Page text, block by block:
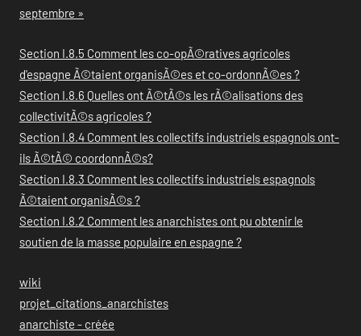
septembre »
Section I.8.5 Comment les co-opÃ©ratives agricoles
d'espagne Ã©taient organisÃ©es et co-ordonnÃ©es ?
Section I.8.6 Quelles ont Ã©tÃ©s les rÃ©alisations des
collectivitÃ©s agricoles ?
Section I.8.4 Comment les collectifs industriels espagnols ont-
ils Ã©tÃ© coordonnÃ©s?
Section I.8.3 Comment les collectifs industriels espagnols
Ã©taient organisÃ©s ?
Section I.8.2 Comment les anarchistes ont pu obtenir le
soutien de la masse populaire en espagne ?
wiki
projet_citations_anarchistes
anarchiste - créée